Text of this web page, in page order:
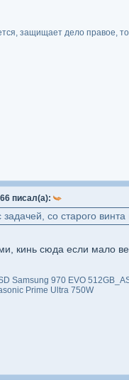
защищает дело правое,
писал(а):
задачей, со старого
кинь сюда если мало
Samsung 970 EVO
Prime Ultra 750W